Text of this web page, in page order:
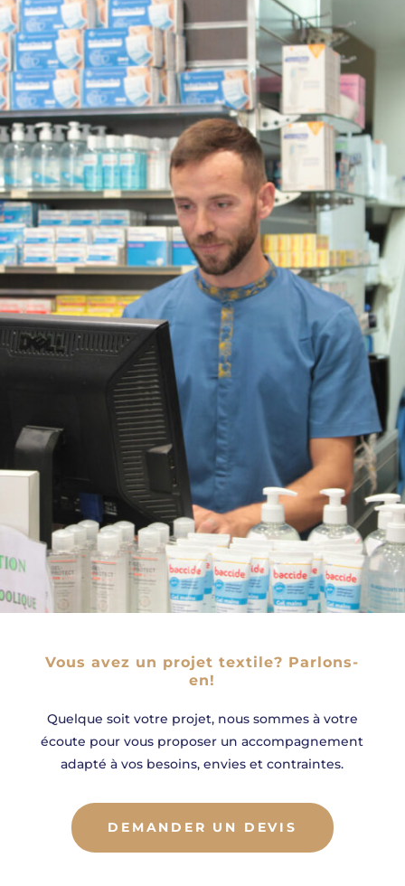
Vous avez un projet textile? Parlons-
en!
Quelque soit votre projet, nous sommes à votre
écoute pour vous proposer un accompagnement
adapté à vos besoins, envies et contraintes.
DEMANDER UN DEVIS